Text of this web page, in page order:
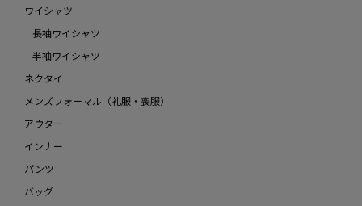
ワイシャツ
長袖ワイシャツ
半袖ワイシャツ
ネクタイ
メンズフォーマル（礼服・喪服）
アウター
インナー
パンツ
バッグ